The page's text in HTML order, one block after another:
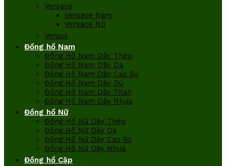
Versace
Versace Nam
Versace Nữ
Versus
Đồng hồ Nam
Đồng Hồ Nam Dây Thép
Đồng Hồ Nam Dây Da
Đồng Hồ Nam Dây Cao Su
Đồng Hồ Nam Dây Dù
Đồng Hồ Nam Dây Titan
Đồng Hồ Nam Dây Nhựa
Đồng hồ Nữ
Đồng Hồ Nữ Dây Thép
Đồng Hồ Nữ Dây Da
Đồng Hồ Nữ Dây Cao Su
Đồng Hồ Nữ Dây Nhựa
Đồng hồ Cặp